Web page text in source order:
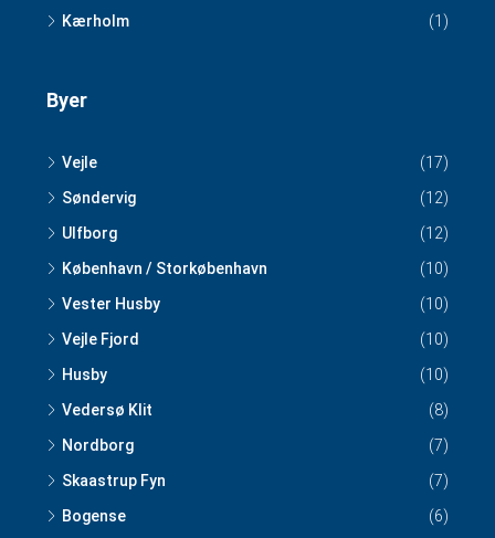
Kærholm
(1)
Byer
Vejle
(17)
Søndervig
(12)
Ulfborg
(12)
København / Storkøbenhavn
(10)
Vester Husby
(10)
Vejle Fjord
(10)
Husby
(10)
Vedersø Klit
(8)
Nordborg
(7)
Skaastrup Fyn
(7)
Bogense
(6)